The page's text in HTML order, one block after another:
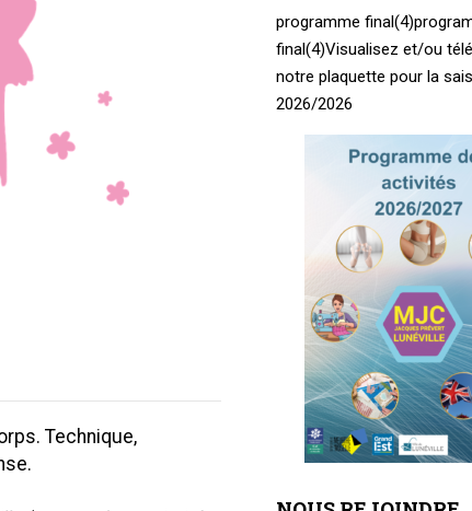
Technique,
programme final(4)
final(4)Visualisez et/ou
notre plaquette pour la
2026/2026